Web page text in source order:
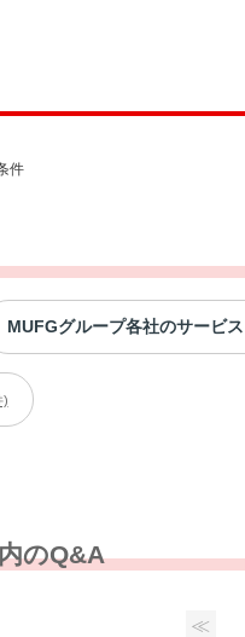
件
MUFGグループ各社のサービス
)
のQ&A
≪